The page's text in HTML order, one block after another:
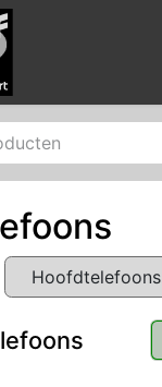
Hoofdtelefoons